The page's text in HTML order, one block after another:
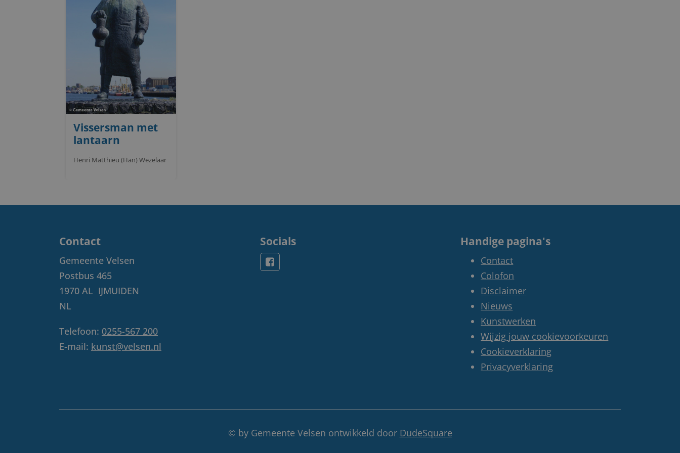
Vissersman met
lantaarn
Henri Matthieu (Han) Wezelaar
Contact
Gemeente Velsen
Postbus 465
1970 AL IJMUIDEN
NL
Telefoon: 0255-567 200
E-mail: kunst@velsen.nl
Socials Handige pagina's
Contact
Colofon
Disclaimer
Nieuws
Kunstwerken
Wijzig jouw cookievoorkeuren
Cookieverklaring
Privacyverklaring
© by Gemeente Velsen ontwikkeld door DudeSquare